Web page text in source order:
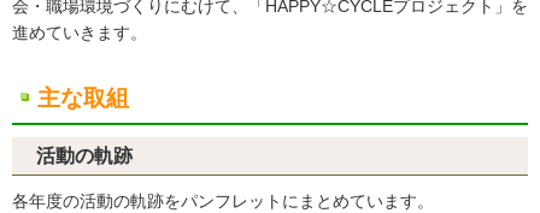
会・職場環境づくりにむけて、「HAPPY☆CYCLEプロジェクト」を
進めていきます。
主な取組
活動の軌跡
各年度の活動の軌跡をパンフレットにまとめています。